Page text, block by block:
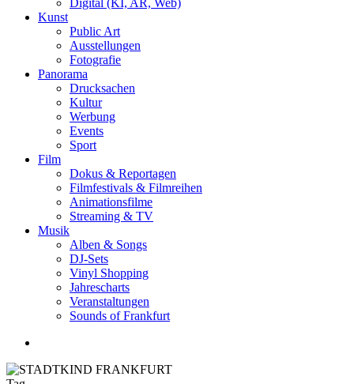
Digital (KI, AR, Web)
Kunst
Public Art
Ausstellungen
Fotografie
Panorama
Drucksachen
Kultur
Werbung
Events
Sport
Film
Dokus & Reportagen
Filmfestivals & Filmreihen
Animationsfilme
Streaming & TV
Musik
Alben & Songs
DJ-Sets
Vinyl Shopping
Jahrescharts
Veranstaltungen
Sounds of Frankfurt